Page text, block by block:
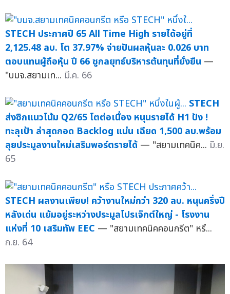
STECH ประกาศปี 65 All Time High รายได้อยู่ที่
2,125.48 ลบ. โต 37.97% จ่ายปันผลหุ้นละ 0.026 บาท
ตอบแทนผู้ถือหุ้น ปี 66 ชูกลยุทธ์บริหารต้นทุนที่ยั่งยืน —
"บมจ.สยามเท... มี.ค. 66
STECH
ส่งซิกแนวโน้ม Q2/65 โตต่อเนื่อง หนุนรายได้ H1 ปัง !
ทะลุเป้า ล่าสุดกอด Backlog แน่น เฉียด 1,500 ลบ.พร้อม
ลุยประมูลงานใหม่เสริมพอร์ตรายได้ — "สยามเทคนิค... มิ.ย.
65
STECH ผลงานเพียบ! คว้างานใหม่กว่า 320 ลบ. หนุนครึ่งปี
หลังเด่น แย้มอยู่ระหว่างประมูลโปรเจ็กต์ใหญ่ - โรงงาน
แห่งที่ 10 เสริมทัพ EEC — "สยามเทคนิคคอนกรีต" หรื...
ก.ย. 64